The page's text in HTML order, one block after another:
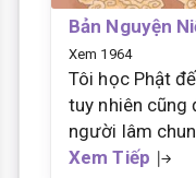
Bản Nguyện
Xem 1964
Tôi học Phật
tuy nhiên
người lâm
Xem Tiếp